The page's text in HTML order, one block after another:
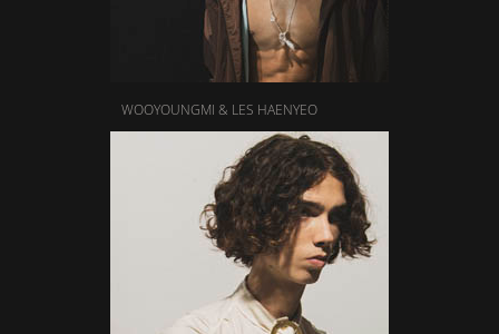
WOOYOUNGMI & LES HAENYEO